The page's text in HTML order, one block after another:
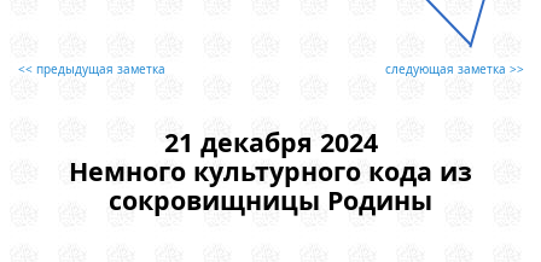
<< предыдущая заметка следующая заметка >>
21 декабря 2024
Немного культурного кода из
сокровищницы Родины